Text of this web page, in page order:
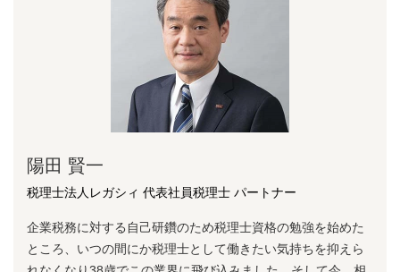
陽⽥ 賢⼀
税理士法人レガシィ 代表社員税理士 パートナー
企業税務に対する⾃⼰研鑽のため税理⼠資格の勉強を始めた
ところ、いつの間にか税理⼠として働きたい気持ちを抑えら